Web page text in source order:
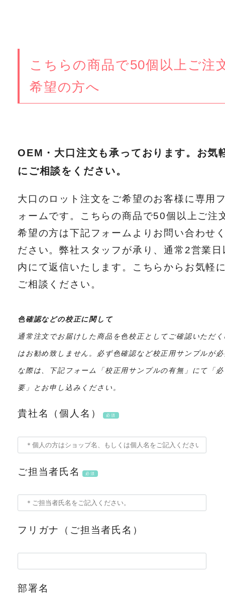
こちらの商品で50個以上ご注
希望の方へ
OEM・大口注文も承っております。お気
にご相談をください。
大口のロット注文をご希望のお客様に専用
ォームです。こちらの商品で50個以上ご注
希望の方は下記フォームよりお問い合わせ
ださい。弊社スタッフが承り、通常2営業日
内にて返信いたします。こちらからお気軽
ご相談ください。
色確認などの校正に関して
通常注文でお届けした商品を色校正としてご確認いただ
はお勧め致しません。必ず色確認など校正用サンプルが
な際は、下記フォーム「校正用サンプルの有無」にて「必
要」とお申し込みください。
貴社名（個人名） 必須
ご担当者氏名 必須
フリガナ（ご担当者氏名）
部署名